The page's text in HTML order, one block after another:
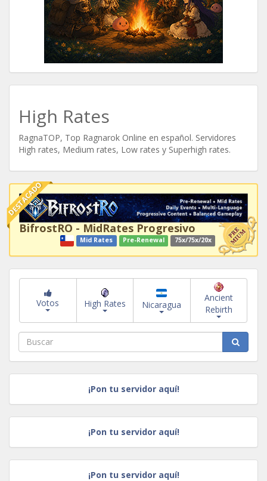
High Rates
RagnaTOP, Top Ragnarok Online en español. Servidores
High rates, Medium rates, Low rates y Superhigh rates.
DESTACADO
BifrostRO - MidRates Progresivo
Mid Rates Pre-Renewal 75x/75x/20x
Votos High Rates Nicaragua
Ancient
Rebirth
¡Pon tu servidor aquí!
¡Pon tu servidor aquí!
¡Pon tu servidor aquí!